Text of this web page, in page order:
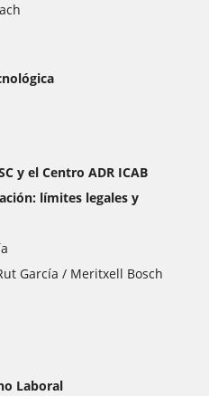
y el Centro ADR ICAB
límites legales y
García / Meritxell Bosch
Laboral